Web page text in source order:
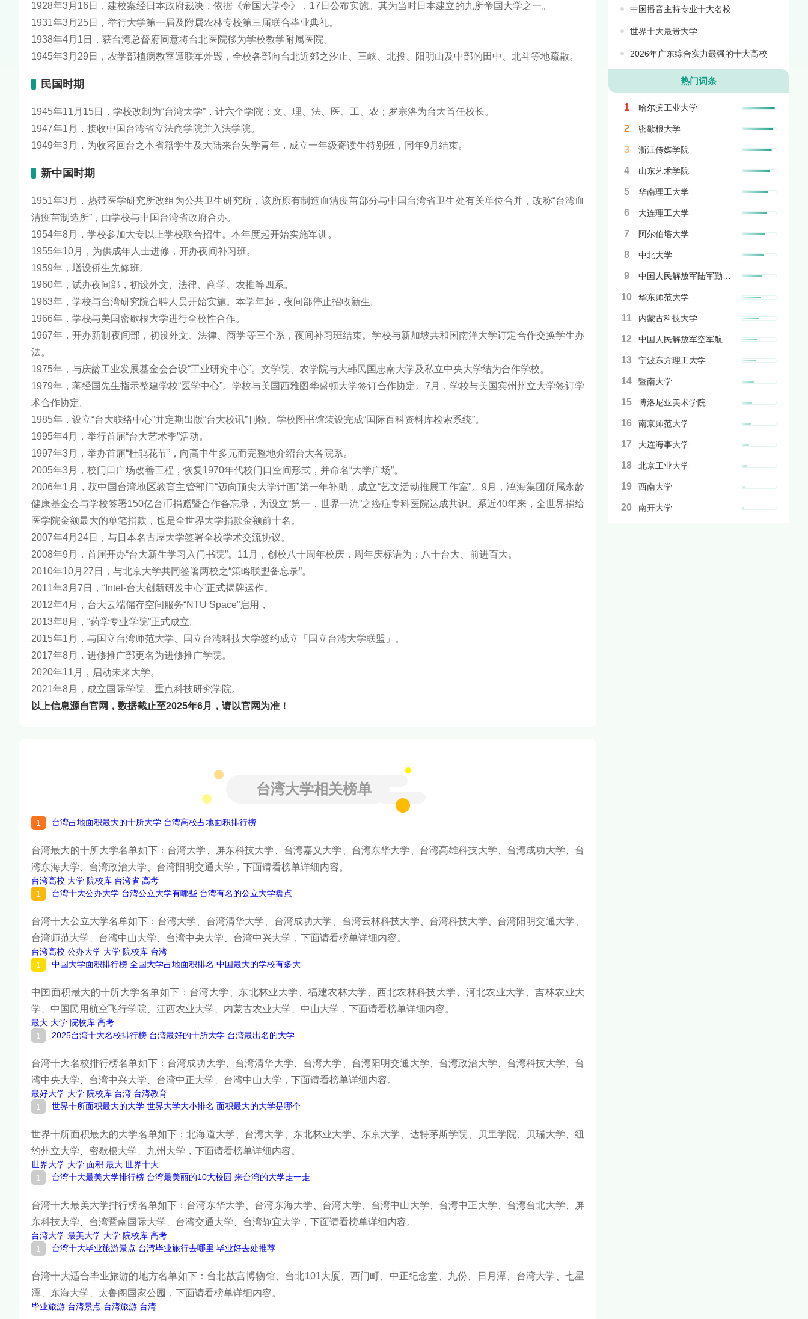
1928年3月16日，建校案经日本政府裁决，依据《帝国大学令》，17日公布实施。其为当时日本建立的九所帝国大学之一。
1931年3月25日，举行大学第一届及附属农林专校第三届联合毕业典礼。
1938年4月1日，获台湾总督府同意将台北医院移为学校教学附属医院。
1945年3月29日，农学部植病教室遭联军炸毁，全校各部向台北近郊之汐止、三峡、北投、阳明山及中部的田中、北斗等地疏散。
民国时期
1945年11月15日，学校改制为“台湾大学”，计六个学院：文、理、法、医、工、农；罗宗洛为台大首任校长。
1947年1月，接收中国台湾省立法商学院并入法学院。
1949年3月，为收容回台之本省籍学生及大陆来台失学青年，成立一年级寄读生特别班，同年9月结束。
新中国时期
1951年3月，热带医学研究所改组为公共卫生研究所，该所原有制造血清疫苗部分与中国台湾省卫生处有关单位合并，改称“台湾血
清疫苗制造所”，由学校与中国台湾省政府合办。
1954年8月，学校参加大专以上学校联合招生。本年度起开始实施军训。
1955年10月，为供成年人士进修，开办夜间补习班。
1959年，增设侨生先修班。
1960年，试办夜间部，初设外文、法律、商学、农推等四系。
1963年，学校与台湾研究院合聘人员开始实施。本学年起，夜间部停止招收新生。
1966年，学校与美国密歇根大学进行全校性合作。
1967年，开办新制夜间部，初设外文、法律、商学等三个系，夜间补习班结束。学校与新加坡共和国南洋大学订定合作交换学生办
法。
1975年，与庆龄工业发展基金会合设“工业研究中心”。文学院、农学院与大韩民国忠南大学及私立中央大学结为合作学校。
1979年，蒋经国先生指示整建学校“医学中心”。学校与美国西雅图华盛顿大学签订合作协定。7月，学校与美国宾州州立大学签订学
术合作协定。
1985年，设立“台大联络中心”并定期出版“台大校讯”刊物。学校图书馆装设完成“国际百科资料库检索系统”。
1995年4月，举行首届“台大艺术季”活动。
1997年3月，举办首届“杜鹃花节”，向高中生多元而完整地介绍台大各院系。
2005年3月，校门口广场改善工程，恢复1970年代校门口空间形式，并命名“大学广场”。
2006年1月，获中国台湾地区教育主管部门“迈向顶尖大学计画”第一年补助，成立“艺文活动推展工作室”。 9月，鸿海集团所属永龄
健康基金会与学校签署150亿台币捐赠暨合作备忘录，为设立“第一，世界一流”之癌症专科医院达成共识。系近40年来，全世界捐给
医学院金额最大的单笔捐款，也是全世界大学捐款金额前十名。
2007年4月24日，与日本名古屋大学签署全校学术交流协议。
2008年9月，首届开办“台大新生学习入门书院”。11月，创校八十周年校庆，周年庆标语为：八十台大、前进百大。
2010年10月27日，与北京大学共同签署两校之“策略联盟备忘录”。
2011年3月7日，“Intel-台大创新研发中心”正式揭牌运作。
2012年4月，台大云端储存空间服务“NTU Space”启用，
2013年8月，“药学专业学院”正式成立。
2015年1月，与国立台湾师范大学、国立台湾科技大学签约成立「国立台湾大学联盟」。
2017年8月，进修推广部更名为进修推广学院。
2020年11月，启动未来大学。
2021年8月，成立国际学院、重点科技研究学院。
以上信息源自官网，数据截止至2025年6月，请以官网为准！
台湾大学相关榜单
台湾占地面积最大的十所大学 台湾高校占地面积排行榜
台湾最大的十所大学名单如下：台湾大学、屏东科技大学、台湾嘉义大学、台湾东华大学、台湾高雄科技大学、台湾成功大学、台
湾东海大学、台湾政治大学、台湾阳明交通大学，下面请看榜单详细内容。
台湾高校 大学 院校库 台湾省 高考
台湾十大公办大学 台湾公立大学有哪些 台湾有名的公立大学盘点
台湾十大公立大学名单如下：台湾大学、台湾清华大学、台湾成功大学、台湾云林科技大学、台湾科技大学、台湾阳明交通大学、
台湾师范大学、台湾中山大学、台湾中央大学、台湾中兴大学，下面请看榜单详细内容。
台湾高校 公办大学 大学 院校库 台湾
中国大学面积排行榜 全国大学占地面积排名 中国最大的学校有多大
中国面积最大的十所大学名单如下：台湾大学、东北林业大学、福建农林大学、西北农林科技大学、河北农业大学、吉林农业大
学、中国民用航空飞行学院、江西农业大学、内蒙古农业大学、中山大学，下面请看榜单详细内容。
最大 大学 院校库 高考
2025台湾十大名校排行榜 台湾最好的十所大学 台湾最出名的大学
台湾十大名校排行榜名单如下：台湾成功大学、台湾清华大学、台湾大学、台湾阳明交通大学、台湾政治大学、台湾科技大学、台
湾中央大学、台湾中兴大学、台湾中正大学、台湾中山大学，下面请看榜单详细内容。
最好大学 大学 院校库 台湾 台湾教育
世界十所面积最大的大学 世界大学大小排名 面积最大的大学是哪个
世界十所面积最大的大学名单如下：北海道大学、台湾大学、东北林业大学、东京大学、达特茅斯学院、贝里学院、贝瑞大学、纽
约州立大学、密歇根大学、九州大学，下面请看榜单详细内容。
世界大学 大学 面积 最大 世界十大
台湾十大最美大学排行榜 台湾最美丽的10大校园 来台湾的大学走一走
台湾十大最美大学排行榜名单如下：台湾东华大学、台湾东海大学、台湾大学、台湾中山大学、台湾中正大学、台湾台北大学、屏
东科技大学、台湾暨南国际大学、台湾交通大学、台湾静宜大学，下面请看榜单详细内容。
台湾大学 最美大学 大学 院校库 高考
台湾十大毕业旅游景点 台湾毕业旅行去哪里 毕业好去处推荐
台湾十大适合毕业旅游的地方名单如下：台北故宫博物馆、台北101大厦、西门町、中正纪念堂、九份、日月潭、台湾大学、七星
潭、东海大学、太鲁阁国家公园，下面请看榜单详细内容。
毕业旅游 台湾景点 台湾旅游 台湾
中国播音主持专业十大名校
世界十大最贵大学
2026年广东综合实力最强的十大高校
热门词条
1 哈尔滨工业大学
2 密歇根大学
3 浙江传媒学院
4 山东艺术学院
5 华南理工大学
6 大连理工大学
7 阿尔伯塔大学
8 中北大学
9 中国人民解放军陆军勤务学院
10 华东师范大学
11 内蒙古科技大学
12 中国人民解放军空军航空大学
13 宁波东方理工大学
14 暨南大学
15 博洛尼亚美术学院
16 南京师范大学
17 大连海事大学
18 北京工业大学
19 西南大学
20 南开大学